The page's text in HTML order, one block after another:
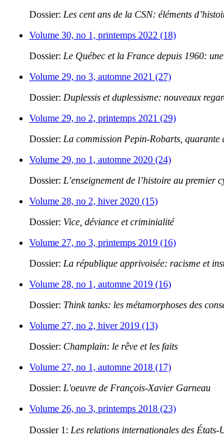
Dossier: Les cent ans de la CSN: éléments
Volume 30, no 1, printemps 2022 (18)
Dossier: Le Québec et la France depuis 1960:
Volume 29, no 3, automne 2021 (27)
Dossier: Duplessis et duplessisme: nouveaux
Volume 29, no 2, printemps 2021 (29)
Dossier: La commission Pepin-Robarts, quarante
Volume 29, no 1, automne 2020 (24)
Dossier: L’enseignement de l’histoire au premier
Volume 28, no 2, hiver 2020 (15)
Dossier: Vice, déviance et criminialité
Volume 27, no 3, printemps 2019 (16)
Dossier: La république apprivoisée: racisme et
Volume 28, no 1, automne 2019 (16)
Dossier: Think tanks: les métamorphoses des
Volume 27, no 2, hiver 2019 (13)
Dossier: Champlain: le rêve et les faits
Volume 27, no 1, automne 2018 (17)
Dossier: L'oeuvre de François-Xavier Garneau
Volume 26, no 3, printemps 2018 (23)
Dossier 1: Les relations internationales des États-